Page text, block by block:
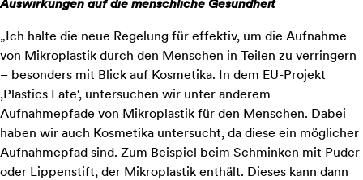
Auswirkungen auf die menschliche Gesundheit
„Ich halte die neue Regelung für effektiv, um die Aufnahme
von Mikroplastik durch den Menschen in Teilen zu verringern
– besonders mit Blick auf Kosmetika. In dem EU-Projekt
,Plastics Fate‘, untersuchen wir unter anderem
Aufnahmepfade von Mikroplastik für den Menschen. Dabei
haben wir auch Kosmetika untersucht, da diese ein möglicher
Aufnahmepfad sind. Zum Beispiel beim Schminken mit Puder
oder Lippenstift, der Mikroplastik enthält. Dieses kann dann